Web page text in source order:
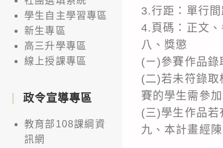
3.行距：單行
4.頁碼：正文
八、獎懲
(ㄧ)參賽作品錄
(二)若未符錄
賽的學生需參
(三)學生作品若
九、本計畫經
學生自主學習專區
新生專區
高三升學專區
線上授課專區
政令宣導專區
教育部108課綱資
訊網